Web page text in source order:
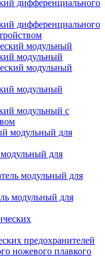
дифференциального
дифференциального
модульный
модульный
модульный с
для
модульный для
предохранителей